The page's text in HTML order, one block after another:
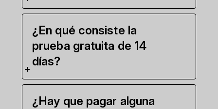
¿En qué consiste la
prueba gratuita de 14
días?
¿Hay que pagar alguna